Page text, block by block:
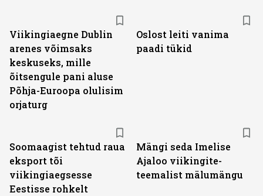
Viikingiaegne Dublin
arenes võimsaks
keskuseks, mille
õitsengule pani aluse
Põhja-Euroopa olulisim
orjaturg
Oslost leiti vanima
paadi tükid
Soomaagist tehtud raua
eksport tõi
viikingiaegsesse
Eestisse rohkelt
Mängi seda Imelise
Ajaloo viikingite-
teemalist mälumängu